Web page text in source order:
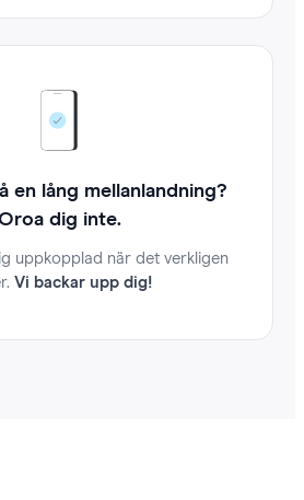
en lång mellanlandning?
Oroa dig inte.
uppkopplad när det verkligen
Vi backar upp dig!